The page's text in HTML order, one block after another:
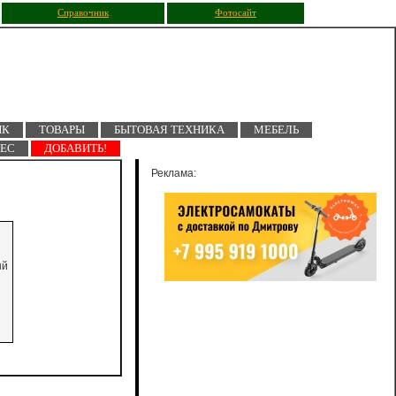
Справочник Фотосайт
ТОВАРЫ БЫТОВАЯ ТЕХНИКА
МЕБЕЛЬ
ДОБАВИТЬ!
Реклама: